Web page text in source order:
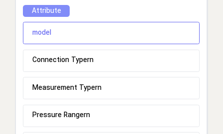
Attribute
model
Connection Typern
Measurement Typern
Pressure Rangern